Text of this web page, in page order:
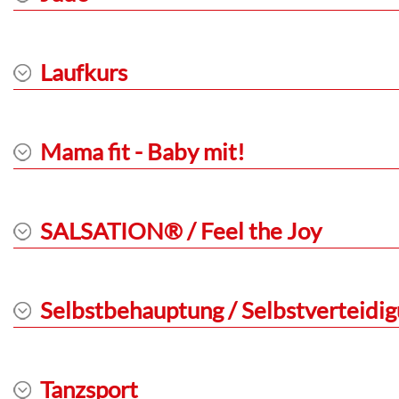
Laufkurs
Mama fit - Baby mit!
SALSATION® / Feel the Joy
Selbstbehauptung /
Tanzsport